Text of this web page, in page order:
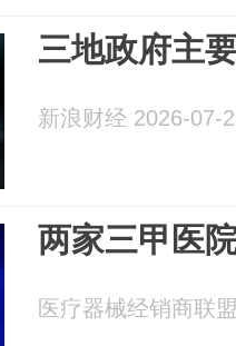
三地政府主
新浪财经 2026-07-
两家三甲医
医疗器械经销商联